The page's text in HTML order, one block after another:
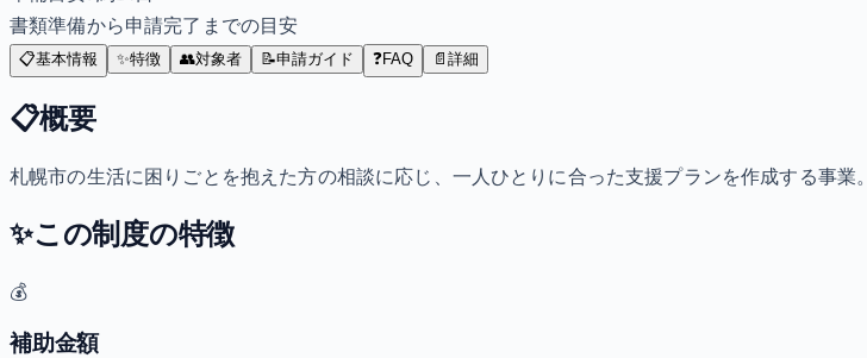
書類準備から申請完了までの目安
📋基本情報 ✨特徴 👥対象者 📝申請ガイド ❓FAQ 📄 詳細
📋概要
札幌市の生活に困りごとを抱えた方の相談に応じ、一人ひとりに合った支援プランを作成する事業。
✨この制度の特徴
💰
補助金額